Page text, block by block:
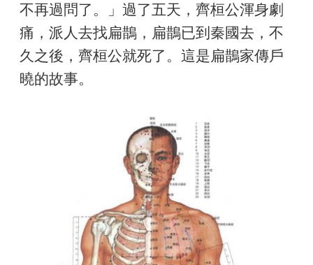
不再過問了。」過了五天，齊桓公渾身劇
痛，派人去找扁鵲，扁鵲已到秦國去，不
久之後，齊桓公就死了。這是扁鵲家傳戶
曉的故事。